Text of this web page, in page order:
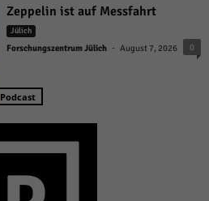
Zeppelin ist auf Messfahrt
Jülich
Forschungszentrum Jülich - August 7, 2026 0
Podcast